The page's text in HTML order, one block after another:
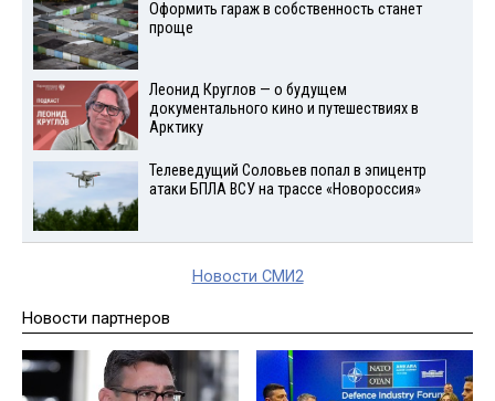
Оформить гараж в собственность станет
проще
Леонид Круглов — о будущем
документального кино и путешествиях в
Арктику
Телеведущий Соловьев попал в эпицентр
атаки БПЛА ВСУ на трассе «Новороссия»
Новости СМИ2
Новости партнеров